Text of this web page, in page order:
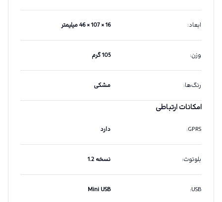
ابعاد: 16 × 107 × 46 میلیمتر
وزن: 105 گرم
رنگ‌ها: مشکی
امکانات ارتباطی
GPRS
: دارد
بلوتوث: نسخه 1.2
USB
:
Mini USB